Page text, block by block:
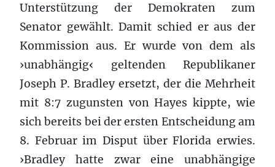
Unterstützung der Demokraten zum
Senator gewählt. Damit schied er aus der
Kommission aus. Er wurde von dem als
›unabhängig‹ geltenden Republikaner
Joseph P. Bradley ersetzt, der die Mehrheit
mit 8:7 zugunsten von Hayes kippte, wie
sich bereits bei der ersten Entscheidung am
8. Februar im Disput über Florida erwies.
›Bradley hatte zwar eine unabhängige